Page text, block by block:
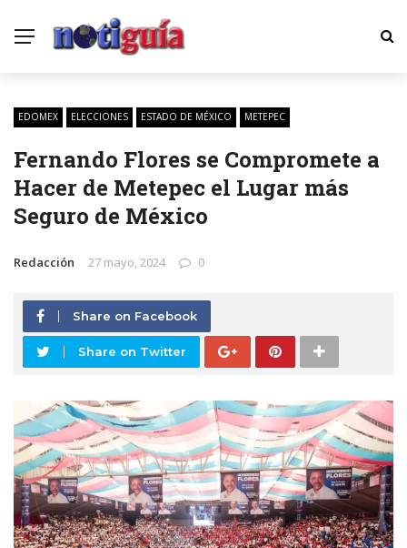
EDOMEX ELECCIONES ESTADO DE MÉXICO METEPEC
Fernando Flores se Compromete a
Hacer de Metepec el Lugar más
Seguro de México
Redacción 27 mayo, 2024 0
Share on Facebook
Share on Twitter